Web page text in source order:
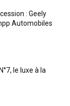
: Geely
Automobiles
le luxe à la